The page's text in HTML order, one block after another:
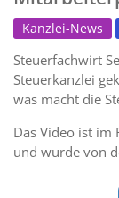
Kanzlei-News
Steuerfachwirt
Steuerkanzlei
was macht die
Das Video ist im
und wurde von